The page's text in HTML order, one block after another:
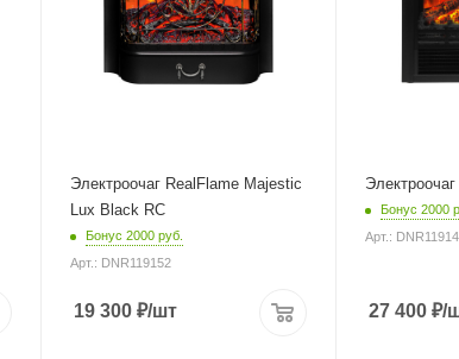
Электроочаг RealFlame Majestic
Lux Black RC
Бонус 2000 руб.
Арт.: DNR119152
19 300₽/шт
Бонус 2000
Арт.:
27 400₽/